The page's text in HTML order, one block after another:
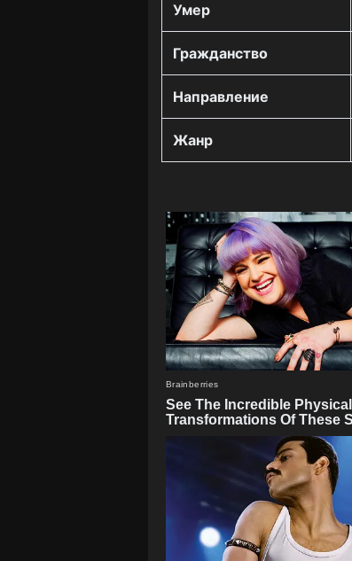
Умер
Гражданство
Направление
Жанр